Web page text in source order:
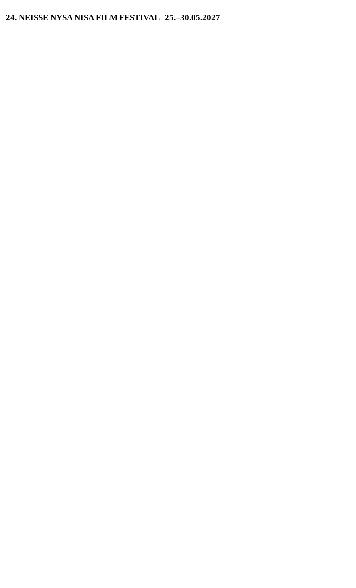
24. NEISSE NYSA NISA FILM FESTIVAL 25.–30.05.2027